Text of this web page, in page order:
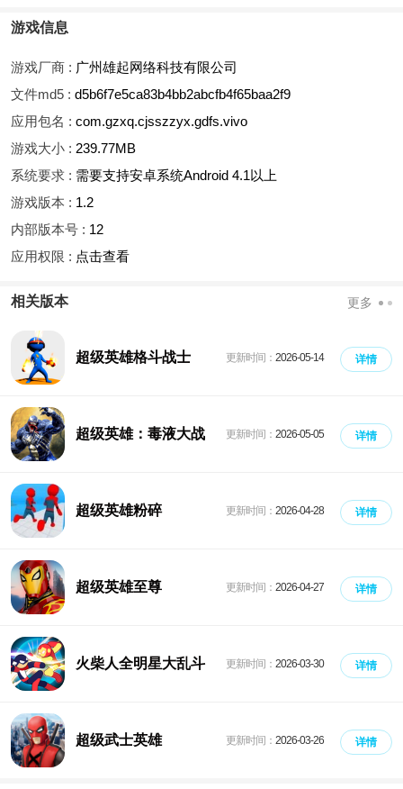
游戏信息
游戏厂商 : 广州雄起网络科技有限公司
文件md5 : d5b6f7e5ca83b4bb2abcfb4f65baa2f9
应用包名 : com.gzxq.cjsszzyx.gdfs.vivo
游戏大小 : 239.77MB
系统要求 : 需要支持安卓系统Android 4.1以上
游戏版本 : 1.2
内部版本号 : 12
应用权限 : 点击查看
相关版本 更多
超级英雄格斗战士 更新时间： 2026-05-14 详情
超级英雄：毒液大战 更新时间： 2026-05-05 详情
超级英雄粉碎 更新时间： 2026-04-28 详情
超级英雄至尊 更新时间： 2026-04-27 详情
火柴人全明星大乱斗 更新时间： 2026-03-30 详情
超级武士英雄 更新时间： 2026-03-26 详情